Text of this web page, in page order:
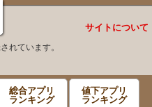
サイトについて
れています。
総合アプリ
ランキング
値下アプリ
ランキング